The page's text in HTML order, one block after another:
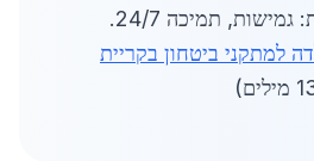
זמן 18 ימים. יתרונות: גמישות, תמיכה 24/7.
למתקני ביטחון בקריית